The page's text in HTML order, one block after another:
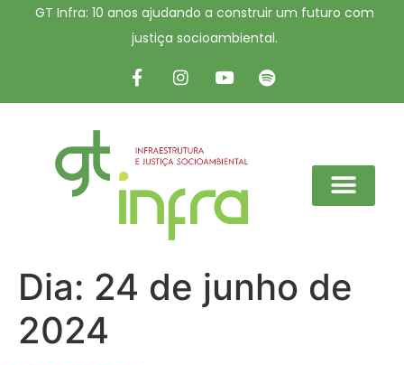
GT Infra: 10 anos ajudando a construir um futuro com
justiça socioambiental.
Dia: 24 de junho de
2024